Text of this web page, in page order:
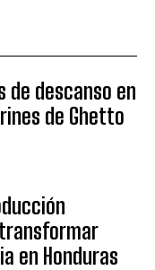
de descanso en
de Ghetto
en Honduras